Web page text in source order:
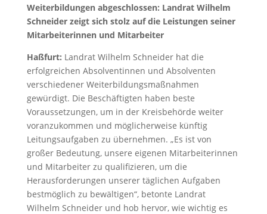
Weiterbildungen abgeschlossen: Landrat Wilhelm
Schneider zeigt sich stolz auf die Leistungen seiner
Mitarbeiterinnen und Mitarbeiter
Haßfurt: Landrat Wilhelm Schneider hat die
erfolgreichen Absolventinnen und Absolventen
verschiedener Weiterbildungsmaßnahmen
gewürdigt. Die Beschäftigten haben beste
Voraussetzungen, um in der Kreisbehörde weiter
voranzukommen und möglicherweise künftig
Leitungsaufgaben zu übernehmen. „Es ist von
großer Bedeutung, unsere eigenen Mitarbeiterinnen
und Mitarbeiter zu qualifizieren, um die
Herausforderungen unserer täglichen Aufgaben
bestmöglich zu bewältigen“, betonte Landrat
Wilhelm Schneider und hob hervor, wie wichtig es